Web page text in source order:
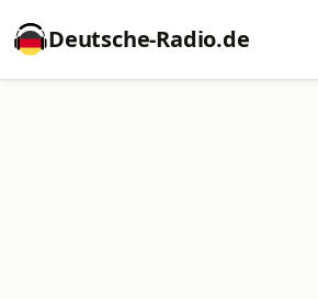
Deutsche-Radio.de